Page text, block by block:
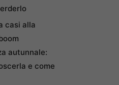
casi alla
autunnale:
e come